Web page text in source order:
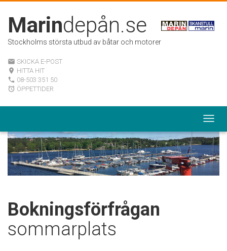
Marindepån.se
Stockholms största utbud av båtar och motorer
email SKICKA E-POST
room HITTA HIT
local_phone 08-503 351 50
alarm ÖPPETTIDER
Bokningsförfrågan
sommarplats